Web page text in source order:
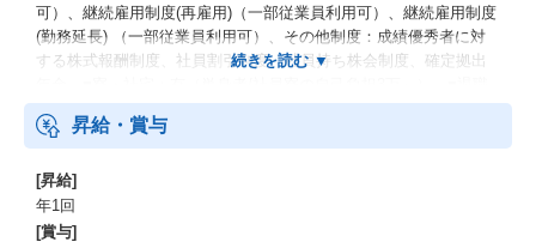
可）、継続雇用制度(再雇用)（一部従業員利用可）、継続雇用制度
(勤務延長) （一部従業員利用可）、その他制度：成績優秀者に対
する株式報酬制度、社員割引制度、社員持ち株会制度、確定拠出
金：有
昇給・賞与
[昇給]
年1回
[賞与]